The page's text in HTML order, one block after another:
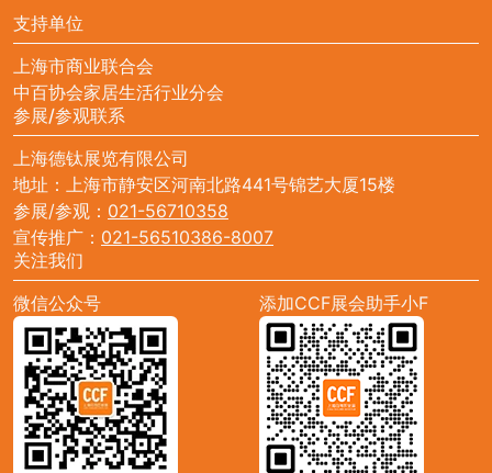
支持单位
上海市商业联合会
中百协会家居生活行业分会
参展/参观联系
上海德钛展览有限公司
地址：上海市静安区河南北路441号锦艺大厦15楼
参展/参观： 021-56710358
宣传推广： 021-56510386-8007
关注我们
微信公众号
添加CCF展会助手小F